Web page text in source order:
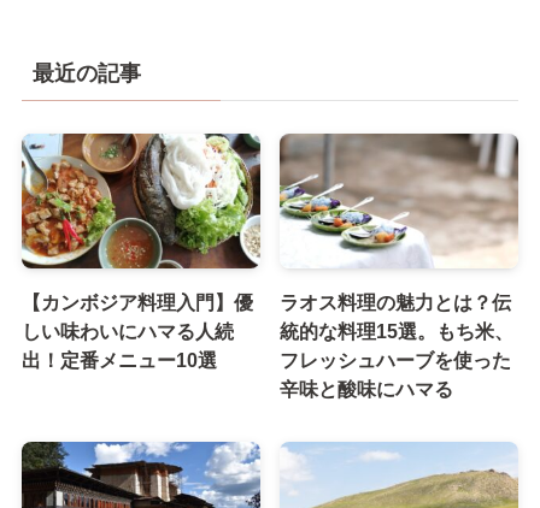
最近の記事
【カンボジア料理入門】優
しい味わいにハマる人続
出！定番メニュー10選
ラオス料理の魅力とは？伝
統的な料理15選。もち米、
フレッシュハーブを使った
辛味と酸味にハマる